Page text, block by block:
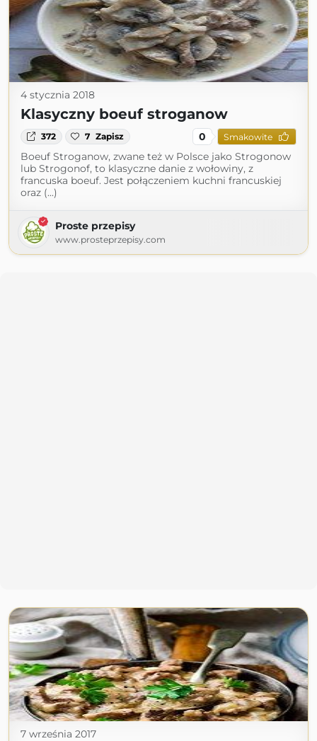
4 stycznia 2018
Klasyczny boeuf stroganow
372 7 Zapisz 0 Smakowite
Boeuf Stroganow, zwane też w Polsce jako Strogonow
lub Strogonof, to klasyczne danie z wołowiny, z
francuska boeuf. Jest połączeniem kuchni francuskiej
oraz (...)
Proste przepisy
www.prosteprzepisy.com
7 września 2017